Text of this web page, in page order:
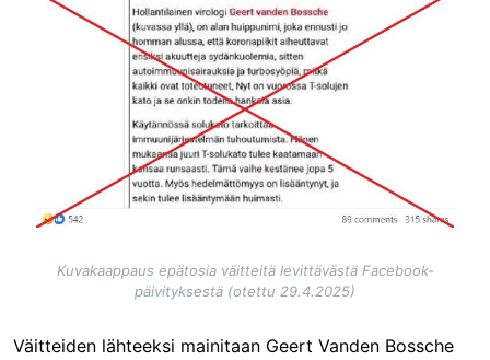
Kuvakaappaus epätosia väitteitä levittävästä Facebook-
päivityksestä (otettu 29.4.2025)
Väitteiden lähteeksi mainitaan Geert Vanden Bossche